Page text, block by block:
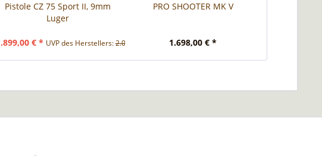
€ *
Pistole CZ 75 Sport II, 9mm
Luger
€ * UVP des Herstellers:2.079,00 € *
PRO SHOOTER MK V
1.698,00 € *